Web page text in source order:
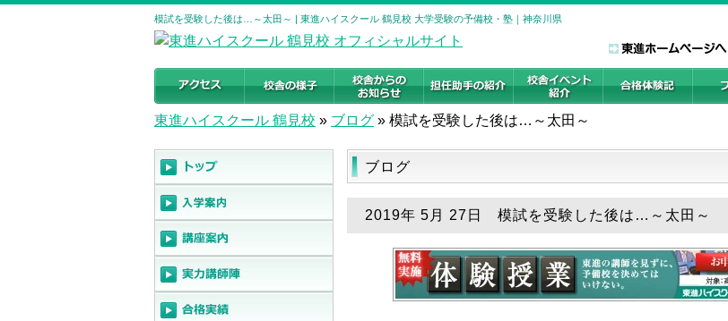
模試を受験した後は…～太田～ | 東進ハイスクール 鶴見校 大学受験の予備校・塾｜神奈川県
東進ハイスクール 鶴見校 » ブログ » 模試を受験した後は…～太田～
ブログ
2019年 5月 27日 模試を受験した後は…～太田～